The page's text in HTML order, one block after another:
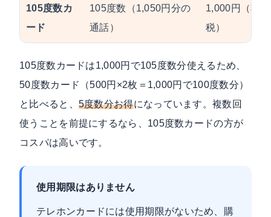
105度数カ
ード
105度数（1,050円分の
通話）
1,000円（非課
税）
105度数カードは1,000円で105度数分使えるため、
50度数カード（500円×2枚＝1,000円で100度数分）
と比べると、 5度数分お得になっています。複数回
使うことを前提にするなら、105度数カードの方が
コスパは高いです。
使用期限はありません
テレホンカードには使用期限がないため、購